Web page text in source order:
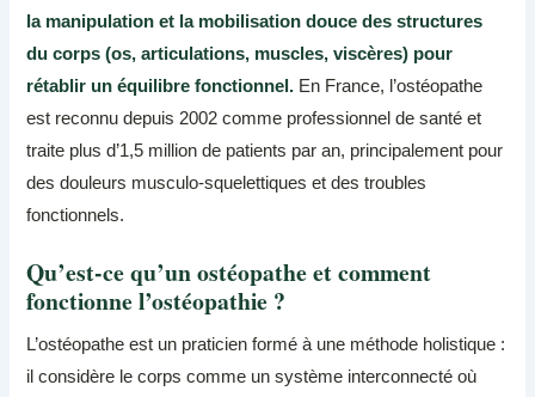
la manipulation et la mobilisation douce des structures
du corps (os, articulations, muscles, viscères) pour
rétablir un équilibre fonctionnel. En France, l’ostéopathe
est reconnu depuis 2002 comme professionnel de santé et
traite plus d’1,5 million de patients par an, principalement pour
des douleurs musculo-squelettiques et des troubles
fonctionnels.
Qu’est-ce qu’un ostéopathe et comment
fonctionne l’ostéopathie ?
L’ostéopathe est un praticien formé à une méthode holistique :
il considère le corps comme un système interconnecté où